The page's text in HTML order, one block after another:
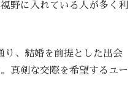
野に入れている人が多く利
、結婚を前提とした出会
真剣な交際を希望するユー